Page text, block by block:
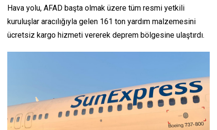
Hava yolu, AFAD başta olmak üzere tüm resmi yetkili
kuruluşlar aracılığıyla gelen 161 ton yardım malzemesini
ücretsiz kargo hizmeti vererek deprem bölgesine ulaştırdı.